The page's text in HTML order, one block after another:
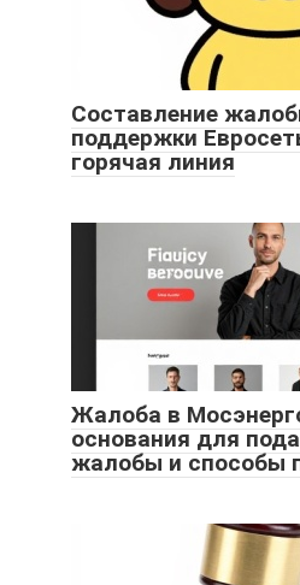
Составление
поддержки
горячая линия
Жалоба в
основания для
жалобы и способы